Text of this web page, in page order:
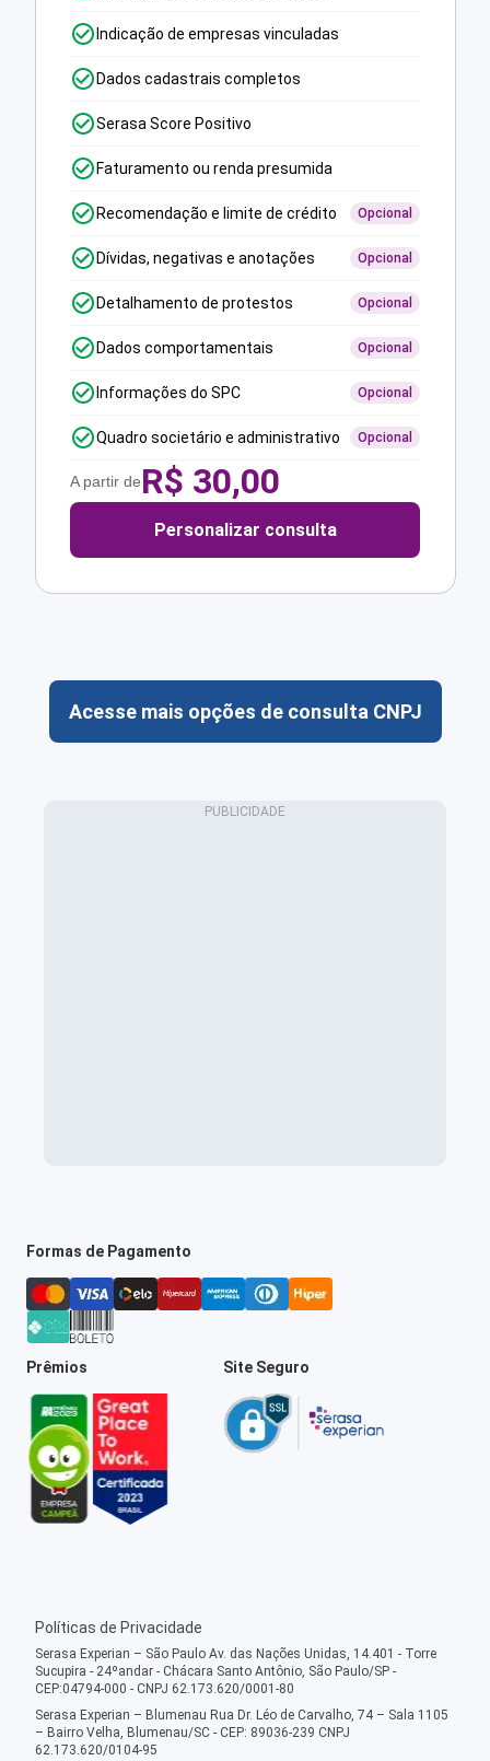
Indicação de empresas vinculadas
Dados cadastrais completos
Serasa Score Positivo
Faturamento ou renda presumida
Recomendação e limite de crédito Opcional
Dívidas, negativas e anotações Opcional
Detalhamento de protestos Opcional
Dados comportamentais Opcional
Informações do SPC Opcional
Quadro societário e administrativo Opcional
A partir deR$ 30,00
Personalizar consulta
Acesse mais opções de consulta CNPJ
Formas de Pagamento
Prêmios Site Seguro
Políticas de Privacidade
Serasa Experian – São Paulo Av. das Nações Unidas, 14.401 - Torre
Sucupira - 24ºandar - Chácara Santo Antônio, São Paulo/SP -
CEP:04794-000 - CNPJ 62.173.620/0001-80
Serasa Experian – Blumenau Rua Dr. Léo de Carvalho, 74 – Sala 1105
– Bairro Velha, Blumenau/SC - CEP: 89036-239 CNPJ
62.173.620/0104-95